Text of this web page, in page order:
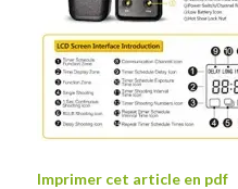
Imprimer cet article en pdf